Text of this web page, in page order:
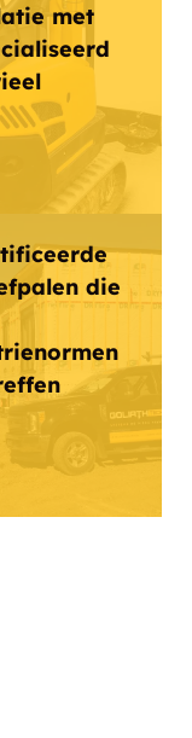
met
GOLIATHTECH
die
GOLIATHTECH